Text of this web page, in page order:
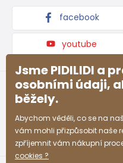
Kolekce zboží
facebook
youtube
Jsme PIDILIDI a
osobními údaji,
běžely.
Abychom věděli, co se na
vám mohli přizpůsobit naše
zpříjemnit vám nákupní
cookies ?